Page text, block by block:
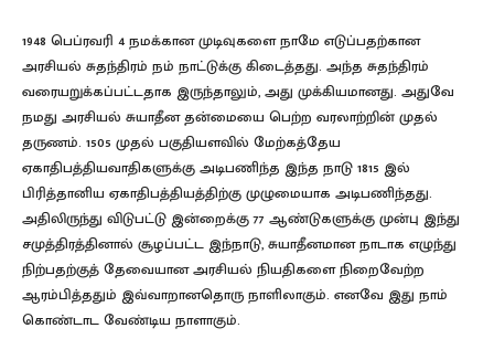
1948 பெப்ரவரி 4 நமக்கான முடிவுகளை நாமே எடுப்பதற்கான
அரசியல் சுதந்திரம் நம் நாட்டுக்கு கிடைத்தது. அந்த சுதந்திரம்
வரையறுக்கப்பட்டதாக இருந்தாலும், அது முக்கியமானது. அதுவே
நமது அரசியல் சுயாதீன தன்மையை பெற்ற வரலாற்றின் முதல்
தருணம். 1505 முதல் பகுதியளவில் மேற்கத்தேய
ஏகாதிபத்தியவாதிகளுக்கு அடிபணிந்த இந்த நாடு 1815 இல்
பிரித்தானிய ஏகாதிபத்தியத்திற்கு முழுமையாக அடிபணிந்தது.
அதிலிருந்து விடுபட்டு இன்றைக்கு 77 ஆண்டுகளுக்கு முன்பு இந்து
சமுத்திரத்தினால் சூழப்பட்ட இந்நாடு, சுயாதீனமான நாடாக எழுந்து
நிற்பதற்குத் தேவையான அரசியல் நியதிகளை நிறைவேற்ற
ஆரம்பித்ததும் இவ்வாறானதொரு நாளிலாகும். எனவே இது நாம்
கொண்டாட வேண்டிய நாளாகும்.